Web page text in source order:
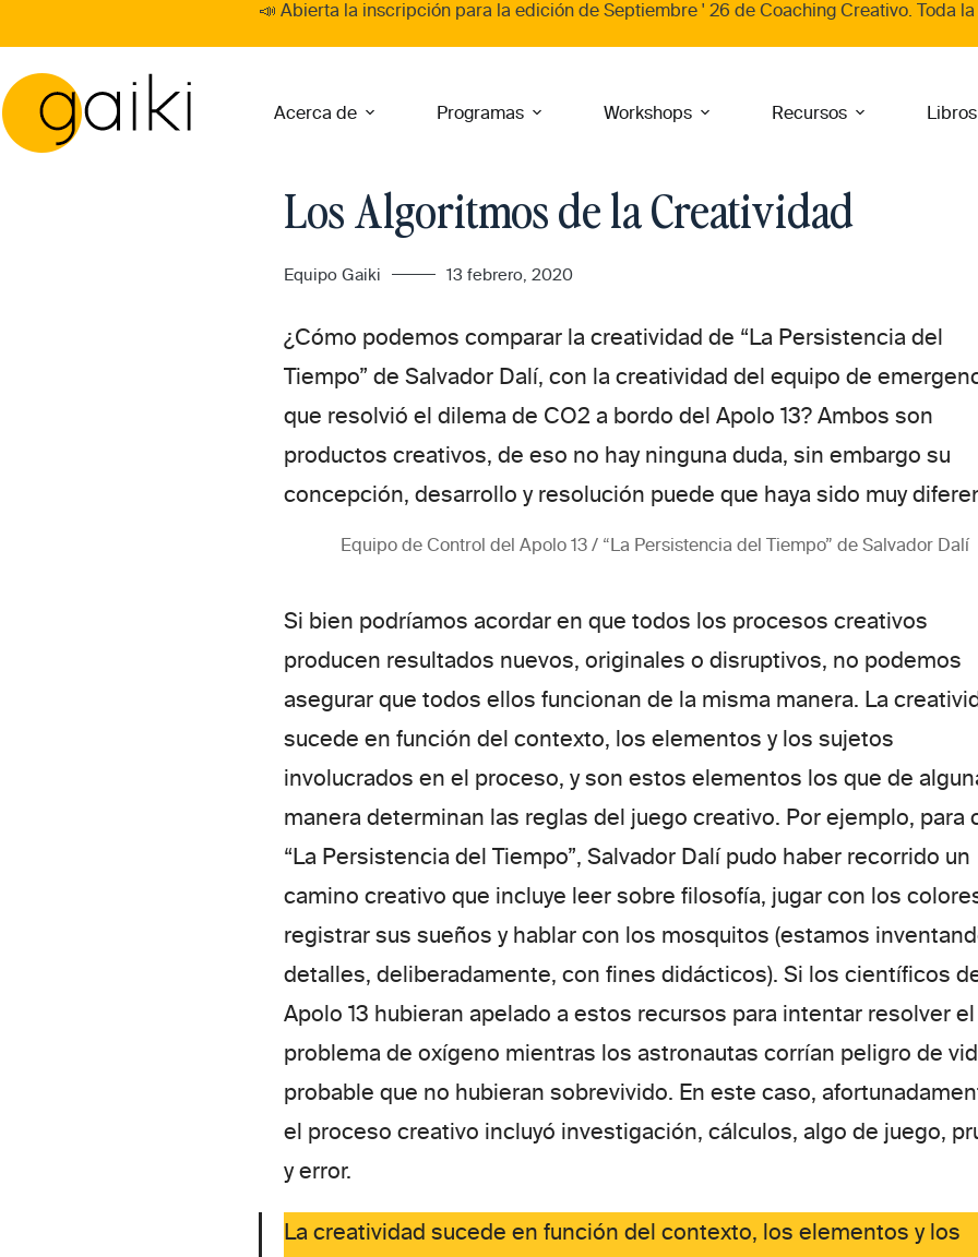
content
📣 Abierta la inscripción para la edición de Septiembre ' 26 de Coaching Creativo. Toda
Acerca de Programas Workshops Recursos
Los Algoritmos de la Creatividad
Equipo Gaiki 13 febrero, 2020
¿Cómo podemos comparar la creatividad de “La Persistencia del
Tiempo” de Salvador Dalí, con la creatividad del equipo de
que resolvió el dilema de CO2 a bordo del Apolo 13? Ambos son
productos creativos, de eso no hay ninguna duda, sin embargo su
concepción, desarrollo y resolución puede que haya sido muy
Equipo de Control del Apolo 13 / “La Persistencia del Tiempo” de Salvador Dalí
Si bien podríamos acordar en que todos los procesos creativos
producen resultados nuevos, originales o disruptivos, no podemos
asegurar que todos ellos funcionan de la misma manera. La
sucede en función del contexto, los elementos y los sujetos
involucrados en el proceso, y son estos elementos los que de
manera determinan las reglas del juego creativo. Por ejemplo, para
“La Persistencia del Tiempo”, Salvador Dalí pudo haber recorrido un
camino creativo que incluye leer sobre filosofía, jugar con los
registrar sus sueños y hablar con los mosquitos (estamos
detalles, deliberadamente, con fines didácticos). Si los científicos
Apolo 13 hubieran apelado a estos recursos para intentar resolver el
problema de oxígeno mientras los astronautas corrían peligro de
probable que no hubieran sobrevivido. En este caso,
el proceso creativo incluyó investigación, cálculos, algo de juego,
y error.
La creatividad sucede en función del contexto, los elementos y los